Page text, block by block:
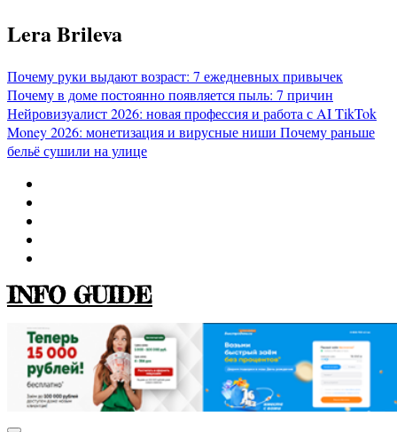
Перейти
к
Lera Brileva
Почему руки выдают возраст: 7 ежедневных привычек
Почему в доме постоянно появляется пыль: 7 причин
Нейровизуалист 2026: новая профессия и работа с AITikTok
Money 2026: монетизация и вирусные ниши Почему раньше
бельё сушили на улице
INFO GUIDE